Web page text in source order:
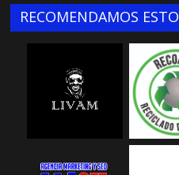
RECOMENDAMOS ESTO